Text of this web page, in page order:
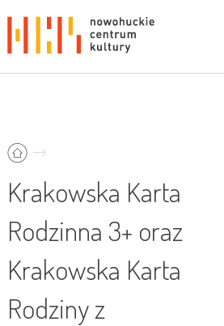
Krakowska Karta
Rodzinna 3+ oraz
Krakowska Karta
Rodziny z